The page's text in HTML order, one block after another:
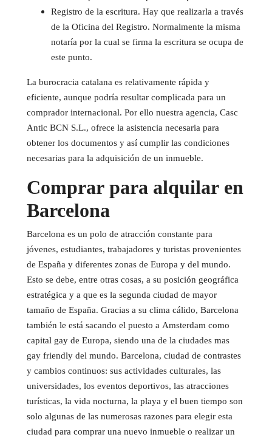
Registro de la escritura. Hay que realizarla a través
de la Oficina del Registro. Normalmente la misma
notaría por la cual se firma la escritura se ocupa de
este punto.
La burocracia catalana es relativamente rápida y
eficiente, aunque podría resultar complicada para un
comprador internacional. Por ello nuestra agencia, Casc
Antic BCN S.L., ofrece la asistencia necesaria para
obtener los documentos y así cumplir las condiciones
necesarias para la adquisición de un inmueble.
Comprar para alquilar en
Barcelona
Barcelona es un polo de atracción constante para
jóvenes, estudiantes, trabajadores y turistas provenientes
de España y diferentes zonas de Europa y del mundo.
Esto se debe, entre otras cosas, a su posición geográfica
estratégica y a que es la segunda ciudad de mayor
tamaño de España. Gracias a su clima cálido, Barcelona
también le está sacando el puesto a Amsterdam como
capital gay de Europa, siendo una de la ciudades mas
gay friendly del mundo. Barcelona, ciudad de contrastes
y cambios continuos: sus actividades culturales, las
universidades, los eventos deportivos, las atracciones
turísticas, la vida nocturna, la playa y el buen tiempo son
solo algunas de las numerosas razones para elegir esta
ciudad para comprar una nuevo inmueble o realizar un